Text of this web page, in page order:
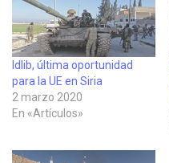
Idlib, última oportunidad
para la UE en Siria
2 marzo 2020
En «Artículos»